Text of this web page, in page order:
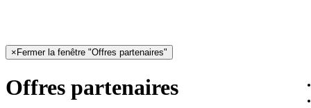
× Fermer la fenêtre "Offres partenaires"
Offres partenaires